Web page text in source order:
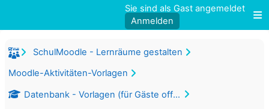
Sie sind als Gast angemeldet
Anmelden
SchulMoodle - Lernräume gestalten
Moodle-Aktivitäten-Vorlagen
Datenbank - Vorlagen (für Gäste offen)